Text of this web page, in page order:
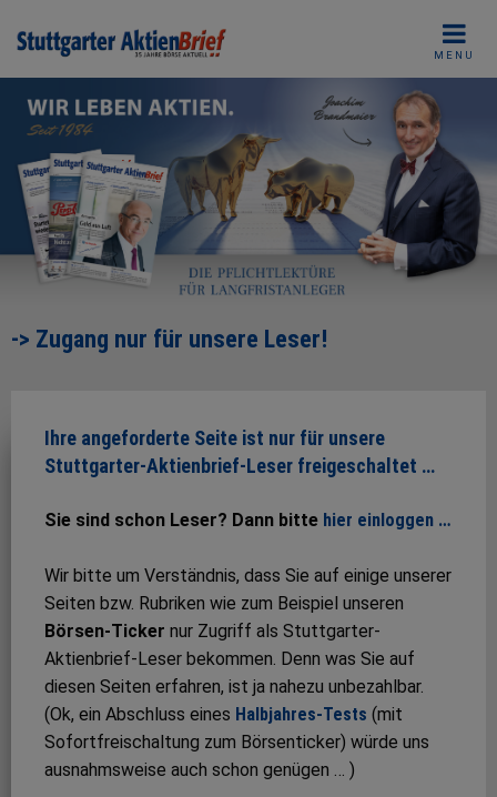
MENU
-> Zugang nur für unsere Leser!
Ihre angeforderte Seite ist nur für unsere
Stuttgarter-Aktienbrief-Leser freigeschaltet …
Sie sind schon Leser? Dann bitte hier einloggen …
Wir bitte um Verständnis, dass Sie auf einige unserer
Seiten bzw. Rubriken wie zum Beispiel unseren
Börsen-Ticker nur Zugriff als Stuttgarter-
Aktienbrief-Leser bekommen. Denn was Sie auf
diesen Seiten erfahren, ist ja nahezu unbezahlbar.
(Ok, ein Abschluss eines Halbjahres-Tests (mit
Sofortfreischaltung zum Börsenticker) würde uns
ausnahmsweise auch schon genügen … )